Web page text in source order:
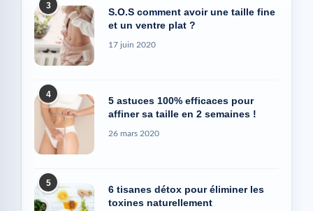
3
S.O.S comment avoir une taille fine
et un ventre plat ?
17 juin 2020
4
5 astuces 100% efficaces pour
affiner sa taille en 2 semaines !
26 mars 2020
5
6 tisanes détox pour éliminer les
toxines naturellement